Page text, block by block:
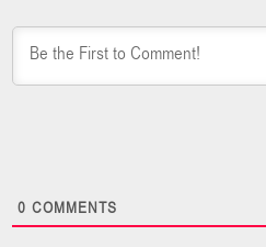
0 COMMENTS